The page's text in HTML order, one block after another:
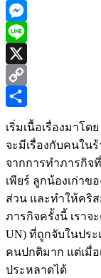
Facebook
Messenger
Line
X
Copy
Link
Share
เริ่มเนื้อเรื่องมาโด
จะมีเรื่องกับคนใน
จากการทำภารกิจ
เพียร์ ลูกน้องเก่าข
ส่วน และทำให้คริ
ภารกิจครั้งนี้ เราจ
UN) ที่ถูกจับในประ
คนปกติมาก แต่เมื่อ
ประหลาดได้